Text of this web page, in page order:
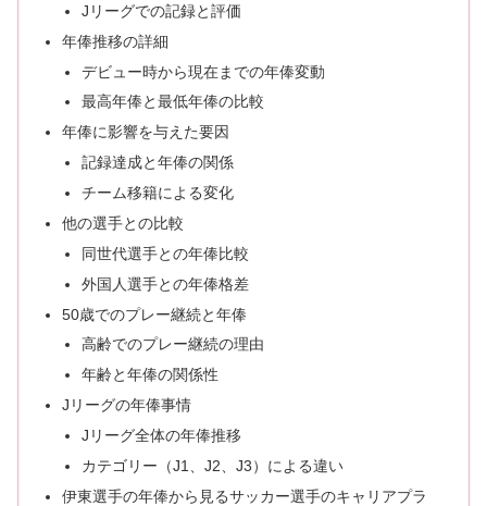
Jリーグでの記録と評価
年俸推移の詳細
デビュー時から現在までの年俸変動
最高年俸と最低年俸の比較
年俸に影響を与えた要因
記録達成と年俸の関係
チーム移籍による変化
他の選手との比較
同世代選手との年俸比較
外国人選手との年俸格差
50歳でのプレー継続と年俸
高齢でのプレー継続の理由
年齢と年俸の関係性
Jリーグの年俸事情
Jリーグ全体の年俸推移
カテゴリー（J1、J2、J3）による違い
伊東選手の年俸から見るサッカー選手のキャリアプラ